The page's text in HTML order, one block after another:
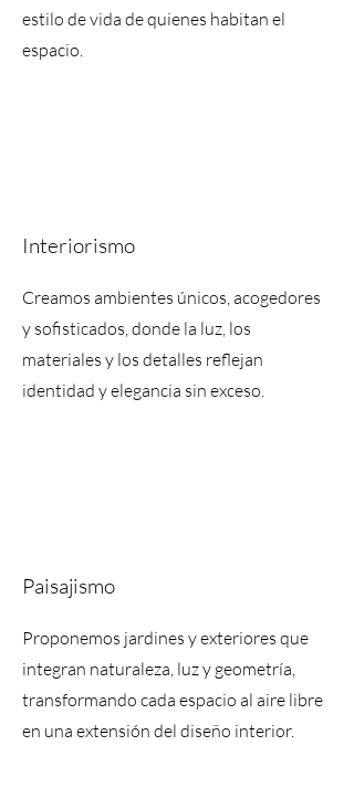
estilo de vida de quienes habitan el
espacio.
Interiorismo
Creamos ambientes únicos, acogedores
y sofisticados, donde la luz, los
materiales y los detalles reflejan
identidad y elegancia sin exceso.
Paisajismo
Proponemos jardines y exteriores que
integran naturaleza, luz y geometría,
transformando cada espacio al aire libre
en una extensión del diseño interior.